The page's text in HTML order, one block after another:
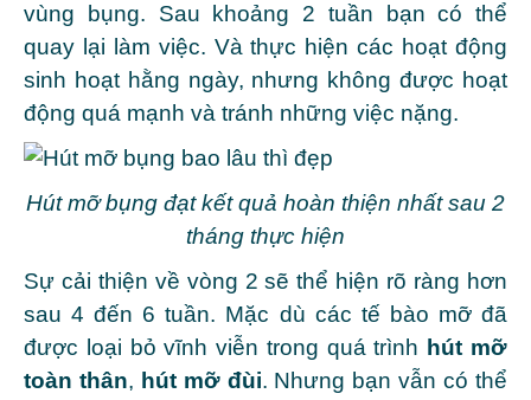
vùng bụng. Sau khoảng 2 tuần bạn có thể
quay lại làm việc. Và thực hiện các hoạt động
sinh hoạt hằng ngày, nhưng không được hoạt
động quá mạnh và tránh những việc nặng.
Hút mỡ bụng đạt kết quả hoàn thiện nhất sau 2
tháng thực hiện
Sự cải thiện về vòng 2 sẽ thể hiện rõ ràng hơn
sau 4 đến 6 tuần. Mặc dù các tế bào mỡ đã
được loại bỏ vĩnh viễn trong quá trình hút mỡ
toàn thân, hút mỡ đùi. Nhưng bạn vẫn có thể